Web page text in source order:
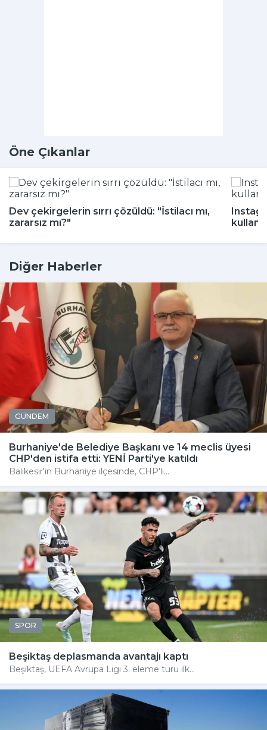
Öne Çıkanlar
Dev çekirgelerin sırrı çözüldü: "İstilacı mı,
zararsız mı?"
Diğer Haberler
GÜNDEM
Burhaniye'de Belediye Başkanı ve 14 meclis üyesi
CHP'den istifa etti: YENİ Parti'ye katıldı
Balıkesir'in Burhaniye ilçesinde, CHP'li...
SPOR
Beşiktaş deplasmanda avantajı kaptı
Beşiktaş, UEFA Avrupa Ligi 3. eleme turu ilk...